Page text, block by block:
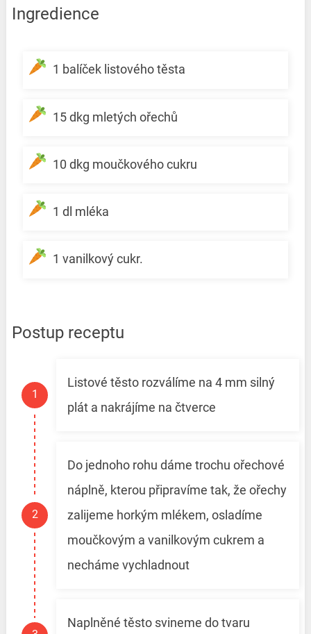
Ingredience
1 balíček listového těsta
15 dkg mletých ořechů
10 dkg moučkového cukru
1 dl mléka
1 vanilkový cukr.
Postup receptu
Listové těsto rozválíme na 4 mm silný
plát a nakrájíme na čtverce
Do jednoho rohu dáme trochu ořechové
náplně, kterou připravíme tak, že ořechy
zalijeme horkým mlékem, osladíme
moučkovým a vanilkovým cukrem a
necháme vychladnout
Naplněné těsto svineme do tvaru